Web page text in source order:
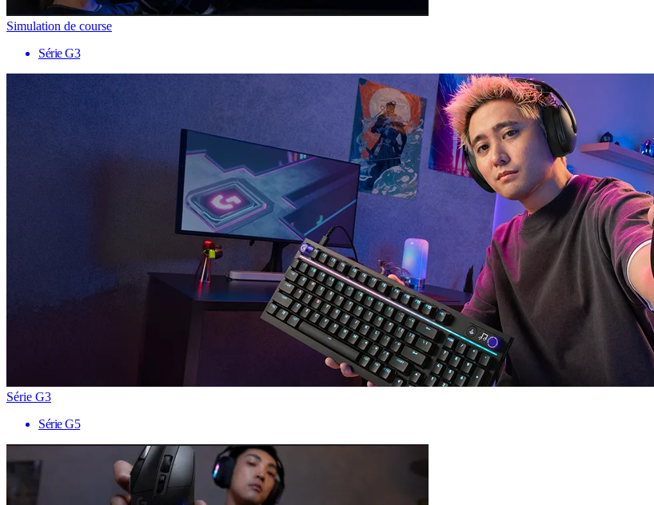
Simulation de course
Série G3
Série G3
Série G5